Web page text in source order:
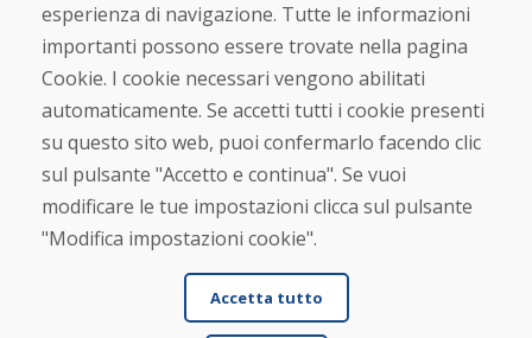
Reso e cambio merce
Protezione dei dati personali
Cookies
Verificato dai clienti
★★★★★
esperienza di navigazione. Tutte le informazioni
importanti possono essere trovate nella pagina
Cookie. I cookie necessari vengono abilitati
automaticamente. Se accetti tutti i cookie presenti
su questo sito web, puoi confermarlo facendo clic
sul pulsante "Accetto e continua". Se vuoi
modificare le tue impostazioni clicca sul pulsante
"Modifica impostazioni cookie".
Accetta tutto